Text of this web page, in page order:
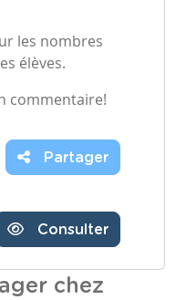
les nombres
élèves.
commentaire!
Partager
Consulter
chez